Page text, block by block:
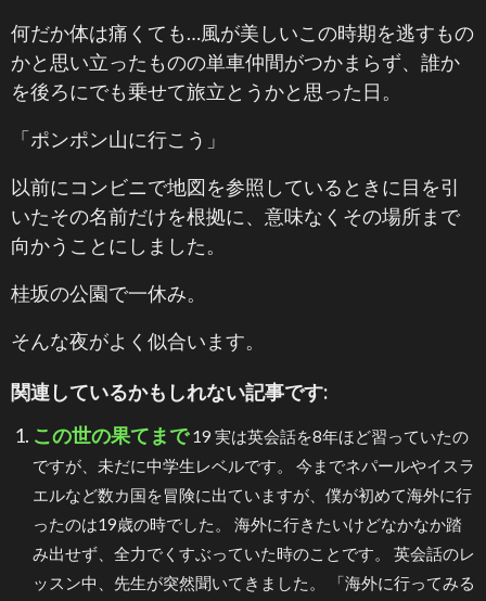
何だか体は痛くても…風が美しいこの時期を逃すもの
かと思い立ったものの単車仲間がつかまらず、誰か
を後ろにでも乗せて旅立とうかと思った日。
「ポンポン山に行こう」
以前にコンビニで地図を参照しているときに目を引
いたその名前だけを根拠に、意味なくその場所まで
向かうことにしました。
桂坂の公園で一休み。
そんな夜がよく似合います。
関連しているかもしれない記事です:
この世の果てまで 19 実は英会話を8年ほど習っていたの
ですが、未だに中学生レベルです。 今までネパールやイスラ
エルなど数カ国を冒険に出ていますが、僕が初めて海外に行
ったのは19歳の時でした。 海外に行きたいけどなかなか踏
み出せず、全力でくすぶっていた時のことです。 英会話のレ
ッスン中、先生が突然聞いてきました。 「海外に行ってみる